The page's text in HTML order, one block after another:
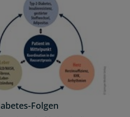
Folgen